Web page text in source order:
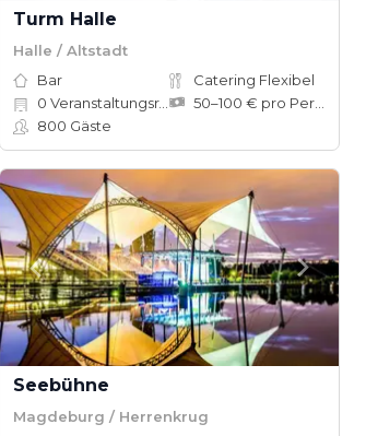
Turm Halle
Halle / Altstadt
Bar
Catering Flexibel
0 Veranstaltungsräume
800 Gäste
Seebühne
Magdeburg / Herrenkrug